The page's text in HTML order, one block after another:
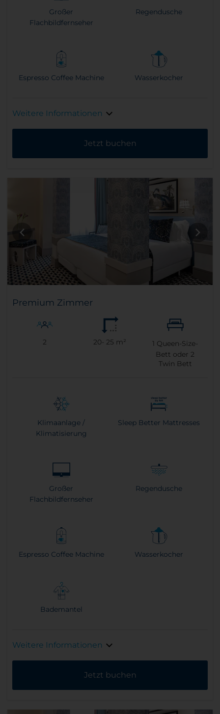
Großer
Flachbildfernseher
Regendusche
Espresso Coffee Machine Wasserkocher
Weitere Informationen
Jetzt buchen
Premium Zimmer
2 20- 25 m² 1 Queen-Size-
Bett oder 2
Twin Bett
Klimaanlage /
Klimatisierung
Sleep Better Mattresses
Großer
Flachbildfernseher
Regendusche
Espresso Coffee Machine Wasserkocher
Bademantel
Weitere Informationen
Jetzt buchen